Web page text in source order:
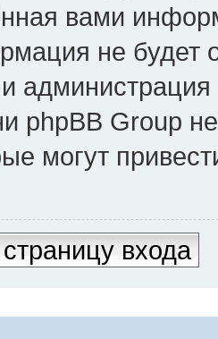
вами
не будет
phpBB Group
могут
входа